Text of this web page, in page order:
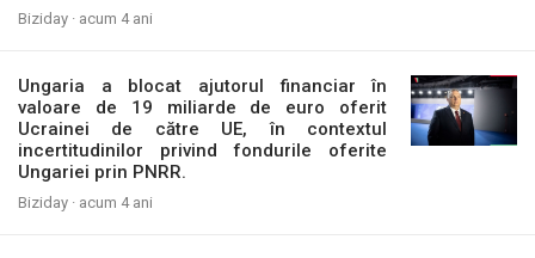
Biziday · acum 4 ani
Ungaria a blocat ajutorul financiar în
valoare de 19 miliarde de euro oferit
Ucrainei de către UE, în contextul
incertitudinilor privind fondurile oferite
Ungariei prin PNRR.
Biziday · acum 4 ani